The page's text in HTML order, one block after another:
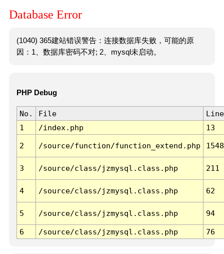
Database Error
(1040) 365建站错误警告：连接数据库失败，可能的原
因：1、数据库密码不对; 2、mysql未启动。
PHP Debug
No. File
Line
1
/index.php 13
2 /source/function/function_extend.php 1548
3 /source/class/jzmysql.class.php 211
4 /source/class/jzmysql.class.php 62
5 /source/class/jzmysql.class.php 94
6 /source/class/jzmysql.class.php 76